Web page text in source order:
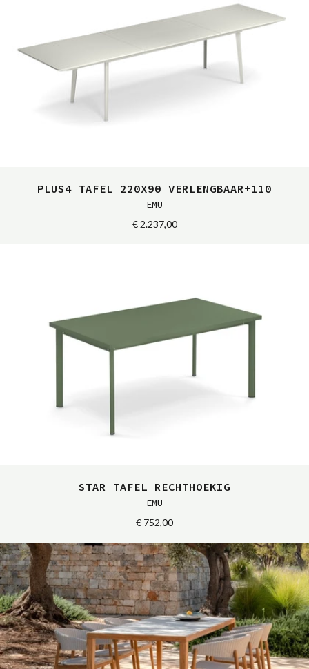
PLUS4 TAFEL 220X90 VERLENGBAAR+110
EMU
€ 2.237,00
STAR TAFEL RECHTHOEKIG
EMU
€ 752,00